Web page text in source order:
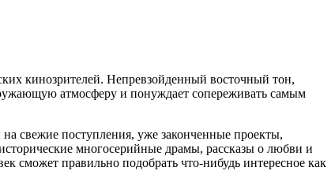
кинозрителей. Непревзойденный восточный тон,
атмосферу и понуждает сопереживать самым
свежие поступления, уже законченные проекты,
многосерийные драмы, рассказы о любви и
сможет правильно подобрать что-нибудь интересное как